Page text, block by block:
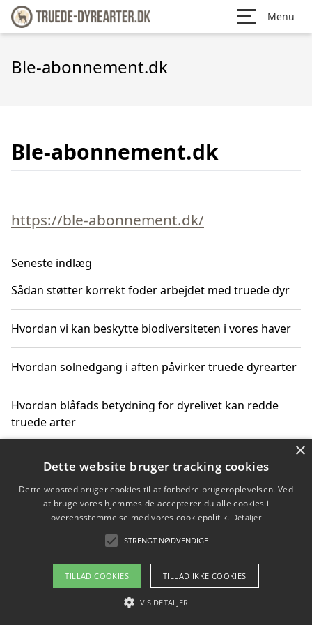
Menu
Ble-abonnement.dk
Ble-abonnement.dk
https://ble-abonnement.dk/
Seneste indlæg
Sådan støtter korrekt foder arbejdet med truede dyr
Hvordan vi kan beskytte biodiversiteten i vores haver
Hvordan solnedgang i aften påvirker truede dyrearter
Hvordan blåfads betydning for dyrelivet kan redde
truede arter
Hvordan kan gaver til unge voksne støtte bevarelsen
Copyright 2026 - Pilanto Aps
Om / kontakt
Blog Betingelser
×
Dette website bruger tracking cookies
Dette websted bruger cookies til at forbedre brugeroplevelsen. Ved
at bruge vores hjemmeside accepterer du alle cookies i
overensstemmelse med vores cookiepolitik. Detaljer
STRENGT NØDVENDIGE
TILLAD COOKIES TILLAD IKKE COOKIES
VIS DETALJER